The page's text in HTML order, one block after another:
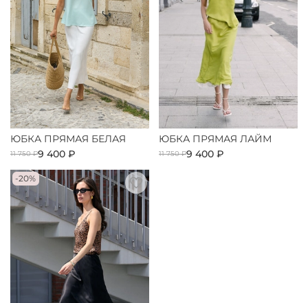
ЮБКА ПРЯМАЯ БЕЛАЯ
11 750 ₽9 400 ₽
ЮБКА ПРЯМАЯ ЛАЙМ
11 750 ₽9 400 ₽
-20%